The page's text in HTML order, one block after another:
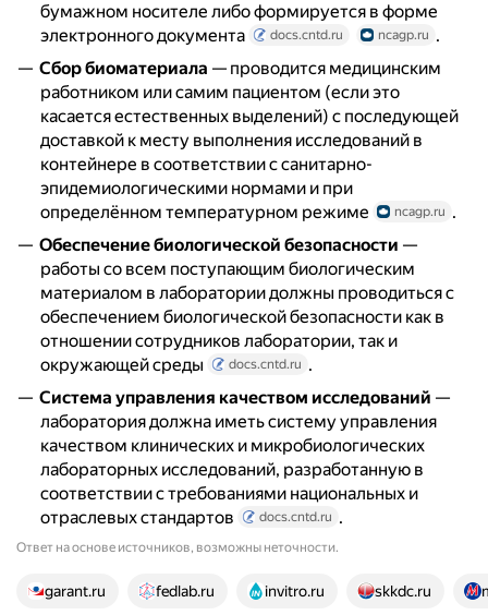
бумажном носителе либо формируется в форме
электронного документа
docs.cntd.ru ncagp.ru .
Сбор биоматериала — проводится медицинским
работником или самим пациентом (если это
касается естественных выделений) с последующей
доставкой к месту выполнения исследований в
контейнере в соответствии с санитарно-
эпидемиологическими нормами и при
определённом температурном режиме
ncagp.ru .
Обеспечение биологической безопасности —
работы со всем поступающим биологическим
материалом в лаборатории должны проводиться с
обеспечением биологической безопасности как в
отношении сотрудников лаборатории, так и
окружающей среды
docs.cntd.ru .
Система управления качеством исследований —
лаборатория должна иметь систему управления
качеством клинических и микробиологических
лабораторных исследований, разработанную в
соответствии с требованиями национальных и
отраслевых стандартов
docs.cntd.ru .
Ответ на основе источников, возможны неточности.
23 источника
garant.ru fedlab.ru invitro.ru skkdc.ru